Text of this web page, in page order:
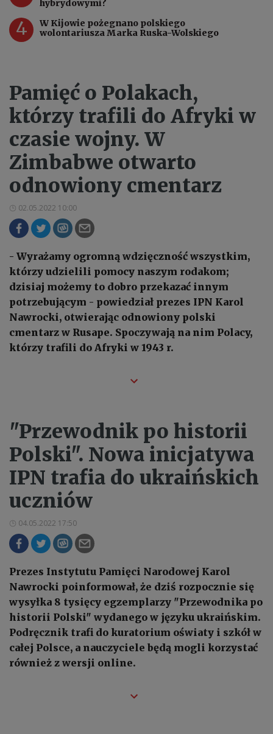
hybrydowymi?
4
W Kijowie pożegnano polskiego
wolontariusza Marka Ruska-Wolskiego
Pamięć o Polakach,
którzy trafili do Afryki w
czasie wojny. W
Zimbabwe otwarto
odnowiony cmentarz
02.05.2022 10:00
- Wyrażamy ogromną wdzięczność wszystkim,
którzy udzielili pomocy naszym rodakom;
dzisiaj możemy to dobro przekazać innym
potrzebującym - powiedział prezes IPN Karol
Nawrocki, otwierając odnowiony polski
cmentarz w Rusape. Spoczywają na nim Polacy,
którzy trafili do Afryki w 1943 r.
"Przewodnik po historii
Polski". Nowa inicjatywa
IPN trafia do ukraińskich
uczniów
04.05.2022 17:50
Prezes Instytutu Pamięci Narodowej Karol
Nawrocki poinformował, że dziś rozpocznie się
wysyłka 8 tysięcy egzemplarzy "Przewodnika po
historii Polski" wydanego w języku ukraińskim.
Podręcznik trafi do kuratorium oświaty i szkół w
całej Polsce, a nauczyciele będą mogli korzystać
również z wersji online.